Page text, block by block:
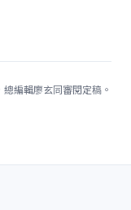
編輯廖玄同審閱定稿。